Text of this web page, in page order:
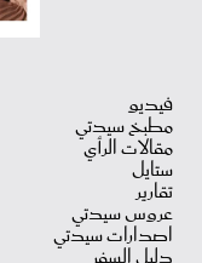
فيديو
مطبخ سيدتي
مقالات الرأي
ستايل
تقارير
عروس سيدتي
اصدارات سيدتي